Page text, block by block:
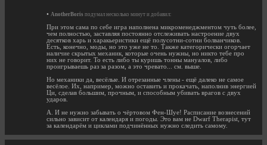
• AnotherBoris подумал несколько минут и добавил:
При этом сама по себе игра наполнена микроменеджментом чуть более,
чем полностью, заставляя постоянно отслеживать настроение двух
десятков харь и харакьеристики ещё полусотни-сотни болванчиков.
Есть, конечно, моды, но это уже не то. Также категорически огорчает
наличие скрытых механик, которые очень нужны, но никто тебе про
них не говорит. То есть либо ты куришь тонны мануалов, либо
проигрываешь раз за разом, а это чревато... см. выше.
Но механики да, весёлые. И отрезанные члены - ещё далеко не самое
весёлое. Их, например, можно оставить и прокачать, наполнив энергией
Ци, сделав большим, прочным, и способным убивать врагов с двух
ударов.
А. И не нужно забывать о чёртовом Фен-Шуе! Расписание вознесений
сильно зависит от календаря и погоды. Это вам не Dwarf Therapist, тут
за календарём и циклами подчинённых нужно следить самому.